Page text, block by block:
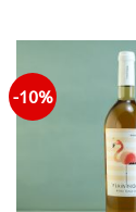
-10%